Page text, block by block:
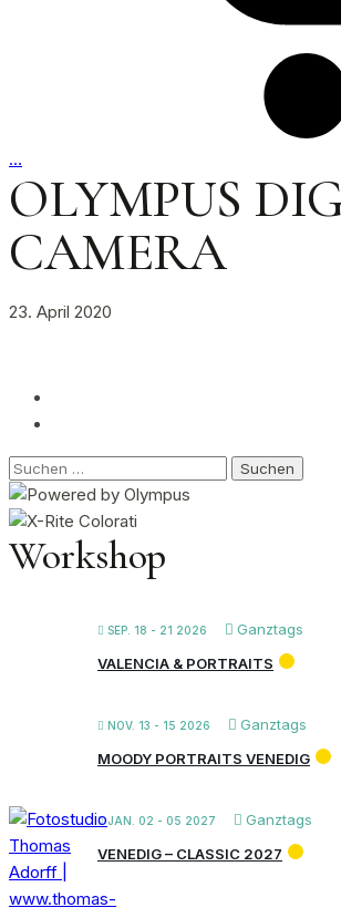
…
OLYMPUS
CAMERA
23. April 2020
Suchen
nach:
Workshop
SEP. 18 - 21 2026
Ganztags
VALENCIA & PORTRAITS
NOV. 13 - 15 2026 Ganztags
MOODY PORTRAITS VENEDIG
JAN. 02 - 05 2027
Ganztags
VENEDIG – CLASSIC 2027